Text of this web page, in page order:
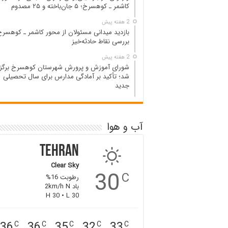
کاشمر ـ کوهسرخ؛ ۵ جان‌باخته و ۲۵ مصدوم
2 هفته پیش
بازدید میدانی مسئولان از محور کاشمر ـ
بررسی نقاط حادثه‌خیز
2 هفته پیش
شورای آموزش و پرورش شهرستان کوهسرخ
شد؛ تأکید بر آمادگی مدارس برای سال تحصیلی
جدید
آب و هوا
30C
Tehran
Clear Sky
رطوبت 16%
باد 2km/h N
H 30 • L 30
C
C
C
C
C